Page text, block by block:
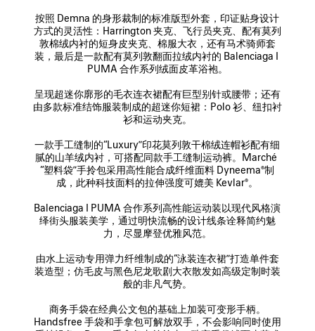
按照 Demna 的身形裁制的标准版型外套，印证贴身设计
方式的灵活性：Harrington 夹克、飞行员夹克、配有莫列
敦棉绒内衬的短身皮夹克、棉服大衣，还有马术骑师套
装，最后是一款配有莫列敦翻面拉绒内衬的 Balenciaga I
PUMA 合作系列绒面皮革浴袍。
呈现超迷你廓形的毛衣连衣裙配有巨型别针或腰带；还有
由多款标准结饰服装制成的超迷你短裙：Polo 衫、纽扣衬
衫和运动夹克。
一款手工缝制的“Luxury”印花莫列敦干棉绒连帽衫配有细
腻的山羊绒内衬，可搭配同款手工缝制运动裤。Marché
“塑料袋”手拎包采用高性能合成纤维面料 Dyneema®制
成，此种科技面料的拉伸强度可媲美 Kevlar®。
Balenciaga I PUMA 合作系列高性能运动装以现代风格演
绎街头服装美学，通过明快流畅的设计线条诠释简约魅
力，尽显摩登优雅风范。
由水上运动专用弹力纤维制成的“泳装连衣裙”打造单件套
装造型；仿毛皮与黑色尼龙歌剧大衣散发如高级定制时装
般的非凡气势。
商务手袋在经典公文包的基础上加装可变形手柄。
Handsfree 手袋和手拿包可解放双手，不会影响同时使用